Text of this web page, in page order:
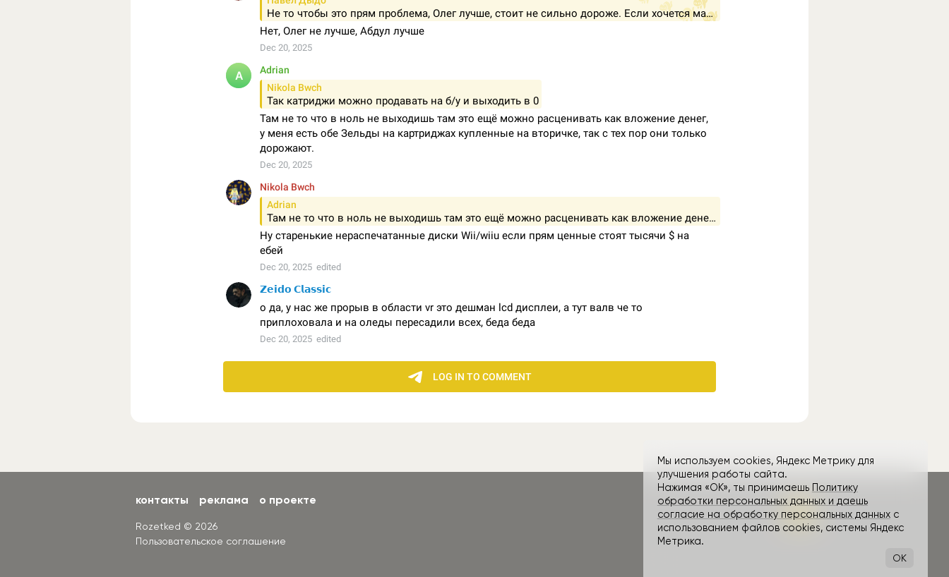
контакты реклама о проекте
Rozetked © 2026
Пользовательское соглашение
Мы используем cookies, Яндекс Метрику для
улучшения работы сайта.
Нажимая «ОК», ты принимаешь Политику
обработки персональных данных и даешь
согласие на обработку персональных данныхс
использованием файлов cookies, системы Яндекс
Метрика.
OK